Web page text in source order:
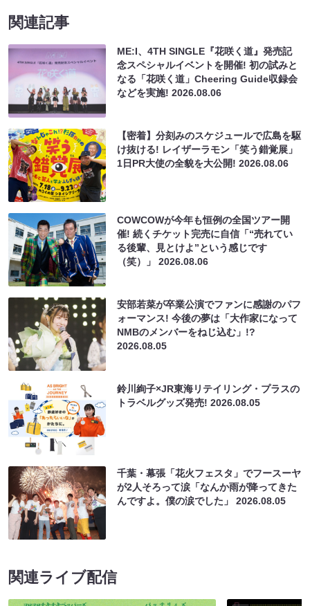
関連記事
ME:I、4TH SINGLE『花咲く道』発売記
念スペシャルイベントを開催! 初の試みと
なる「花咲く道」Cheering Guide収録会
などを実施!2026.08.06
【密着】分刻みのスケジュールで広島を駆
け抜ける! レイザーラモン「笑う錯覚展」
1日PR大使の全貌を大公開!2026.08.06
COWCOWが今年も恒例の全国ツアー開
催! 続くチケット完売に自信「“売れてい
る後輩、見とけよ”という感じです
（笑）」2026.08.06
安部若菜が卒業公演でファンに感謝のパフ
ォーマンス! 今後の夢は「大作家になって
NMBのメンバーをねじ込む」!?
2026.08.05
鈴川絢子×JR東海リテイリング・プラスの
トラベルグッズ発売!2026.08.05
千葉・幕張「花火フェスタ」でフースーヤ
が2人そろって涙「なんか雨が降ってきた
んですよ。僕の涙でした」2026.08.05
関連ライブ配信